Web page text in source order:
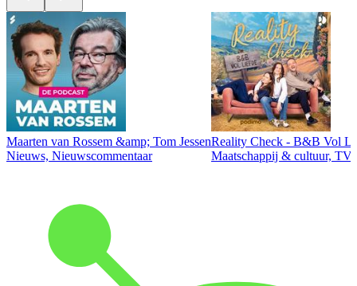
Maarten van Rossem &amp; Tom Jessen
Nieuws, Nieuwscommentaar
Reality Check - B&B Vol
Maatschappij & cultuur,